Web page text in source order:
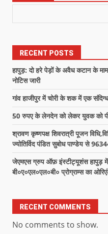
RECENT POSTS
हापुड़: दो हरे पेड़ों के अवैध कटान के
नोटिस जारी
गांव हाजीपुर में चोरी के शक में एक
50 रुपए के लेनदेन को लेकर युवक को
श्रावण कृष्णपक्ष शिवरात्री पूजन
ज्योतिर्विद पंडित सुबोध पाण्डेय से
जेएमएस ग्रुप ऑफ़ इंस्टीट्यूशंस हापुड़ में
बी०ए०एल०एल०बी० प्रोग्राम्स का
RECENT COMMENTS
No comments to show.